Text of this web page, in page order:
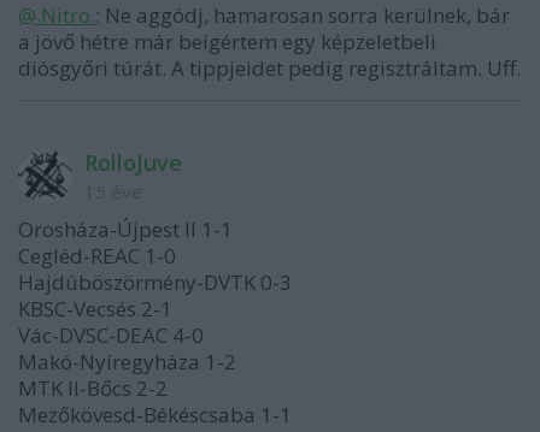
@.Nitro.: Ne aggódj, hamarosan sorra kerülnek, bár
a jövő hétre már beígértem egy képzeletbeli
diósgyőri túrát. A tippjeidet pedig regisztráltam. Uff.
RolloJuve
Orosháza-Újpest II 1-1
Cegléd-REAC 1-0
Hajdúböszörmény-DVTK 0-3
KBSC-Vecsés 2-1
Vác-DVSC-DEAC 4-0
Makó-Nyíregyháza 1-2
MTK II-Bőcs 2-2
Mezőkövesd-Békéscsaba 1-1